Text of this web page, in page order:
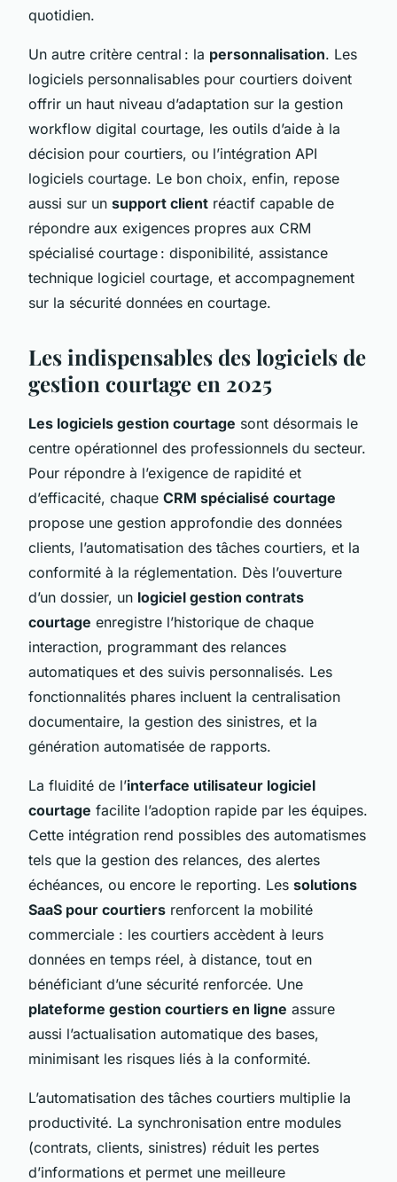
quotidien.
Un autre critère central : la personnalisation. Les
logiciels personnalisables pour courtiers doivent
offrir un haut niveau d’adaptation sur la gestion
workflow digital courtage, les outils d’aide à la
décision pour courtiers, ou l’intégration API
logiciels courtage. Le bon choix, enfin, repose
aussi sur un support client réactif capable de
répondre aux exigences propres aux CRM
spécialisé courtage : disponibilité, assistance
technique logiciel courtage, et accompagnement
sur la sécurité données en courtage.
Les indispensables des logiciels de
gestion courtage en 2025
Les logiciels gestion courtage sont désormais le
centre opérationnel des professionnels du secteur.
Pour répondre à l’exigence de rapidité et
d’efficacité, chaque CRM spécialisé courtage
propose une gestion approfondie des données
clients, l’automatisation des tâches courtiers, et la
conformité à la réglementation. Dès l’ouverture
d’un dossier, un logiciel gestion contrats
courtage enregistre l’historique de chaque
interaction, programmant des relances
automatiques et des suivis personnalisés. Les
fonctionnalités phares incluent la centralisation
documentaire, la gestion des sinistres, et la
génération automatisée de rapports.
La fluidité de l’interface utilisateur logiciel
courtage facilite l’adoption rapide par les équipes.
Cette intégration rend possibles des automatismes
tels que la gestion des relances, des alertes
échéances, ou encore le reporting. Les solutions
SaaS pour courtiers renforcent la mobilité
commerciale : les courtiers accèdent à leurs
données en temps réel, à distance, tout en
bénéficiant d’une sécurité renforcée. Une
plateforme gestion courtiers en ligne assure
aussi l’actualisation automatique des bases,
minimisant les risques liés à la conformité.
L’automatisation des tâches courtiers multiplie la
productivité. La synchronisation entre modules
(contrats, clients, sinistres) réduit les pertes
d’informations et permet une meilleure